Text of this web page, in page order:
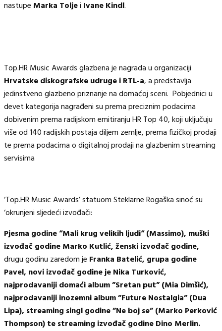
nastupe Marka Toljei Ivane Kindl.
Top.HR Music Awards glazbena je nagrada u organizaciji
Hrvatske diskografske udruge i RTL-a, a predstavlja
jedinstveno glazbeno priznanje na domaćoj sceni. Pobjednici u
devet kategorija nagrađeni su prema preciznim podacima
dobivenim prema radijskom emitiranju HR Top 40, koji uključuju
više od 140 radijskih postaja diljem zemlje, prema fizičkoj prodaji
te prema podacima o digitalnoj prodaji na glazbenim streaming
servisima
‘Top.HR Music Awards’ statuom Steklarne Rogaška sinoć su
‘okrunjeni sljedeći izvođači:
Pjesma godine “Mali krug velikih ljudi“ (Massimo), muški
izvođač godine Marko Kutlić, ženski izvođač godine,
drugu godinu zaredom je Franka Batelić, grupa godine
Pavel, novi izvođač godine je Nika Turković,
najprodavaniji domaći album ”Sretan put” (Mia Dimšić),
najprodavaniji inozemni album ”Future Nostalgia” (Dua
Lipa), streaming singl godine ”Ne boj se” (Marko Perković
Thompson) te streaming izvođač godine Dino Merlin.